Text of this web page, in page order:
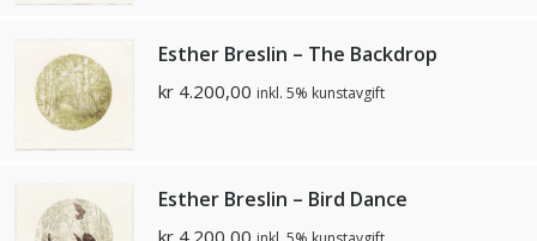
Esther Breslin – The Backdrop
kr 4.200,00 inkl. 5% kunstavgift
Esther Breslin – Bird Dance